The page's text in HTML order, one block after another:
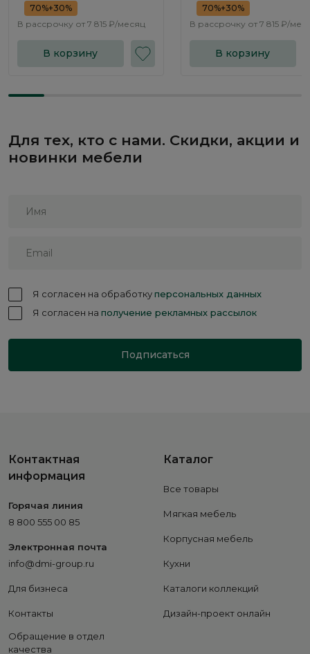
70%+30%
В рассрочку от 7 815 ₽/месяц
В корзину
70%+30%
В рассрочку от 7 815 ₽/
В корзину
Для тех, кто с нами. Скидки, акции и
новинки мебели
Я согласен на обработкуперсональных данных
Я согласен на получение рекламных рассылок
Подписаться
Контактная
информация
Горячая линия
8 800 555 00 85
Электронная почта
info@dmi-group.ru
Для бизнеса
Контакты
Обращение в отдел
качества
Каталог
Все товары
Мягкая мебель
Корпусная мебель
Кухни
Каталоги коллекций
Дизайн-проект онлайн